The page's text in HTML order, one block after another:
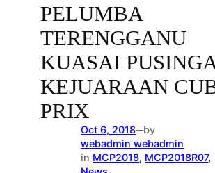
PELUMBA
TERENGGANU
KUASAI
KEJUARAAN
PRIX
Oct 6, 2018—by
webadmin webadmin
in MCP2018, MCP2018R07